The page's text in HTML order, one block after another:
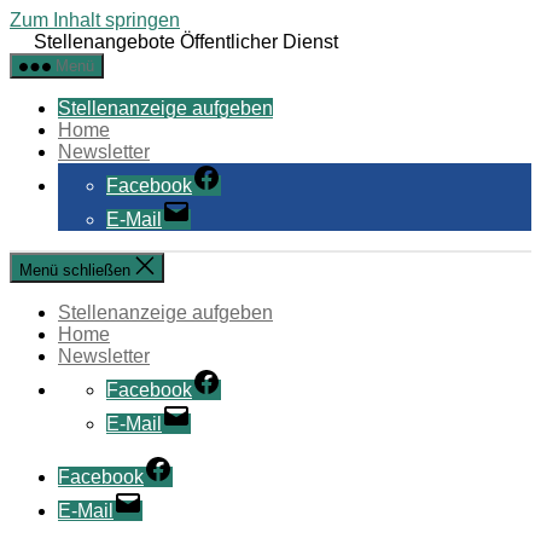
Zum Inhalt springen
Stellenangebote Öffentlicher Dienst
Menü
Stellenanzeige aufgeben
Home
Newsletter
Facebook
E-Mail
Menü schließen
Stellenanzeige aufgeben
Home
Newsletter
Facebook
E-Mail
Facebook
E-Mail